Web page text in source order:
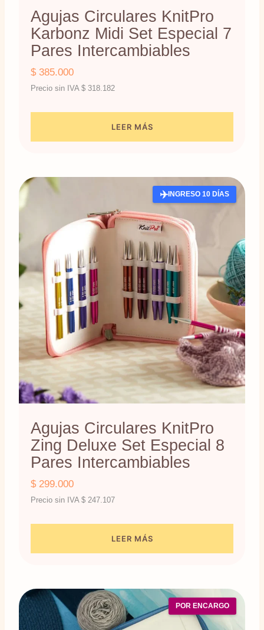
Agujas Circulares KnitPro
Karbonz Midi Set Especial 7
Pares Intercambiables
$ 385.000
Precio sin IVA $ 318.182
LEER MÁS
✈️INGRESO 10 DÍAS
Agujas Circulares KnitPro
Zing Deluxe Set Especial 8
Pares Intercambiables
$ 299.000
Precio sin IVA $ 247.107
LEER MÁS
POR ENCARGO